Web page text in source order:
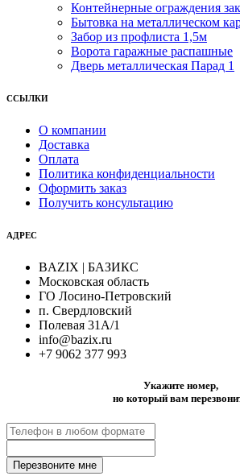
Контейнерные ограждения
Бытовка на металлическом
Забор из профлиста 1,5м
Ворота гаражные распашные
Дверь металлическая Парад 1
ССЫЛКИ
О компании
Доставка
Оплата
Политика конфиденциальности
Оформить заказ
Получить консультацию
АДРЕС
BAZIX | БАЗИКС
Московская область
ГО Лосино-Петровский
п. Свердловский
Полевая 31А/1
info@bazix.ru
+7 9062 377 993
Укажите номер,
но который вам